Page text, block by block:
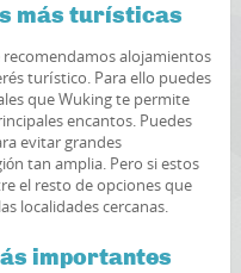
más turísticas
alojamientos
turístico. Para ello puedes
que Wuking te permite
encantos. Puedes
evitar grandes
tan amplia. Pero si estos
el resto de opciones que
localidades cercanas.
importantes